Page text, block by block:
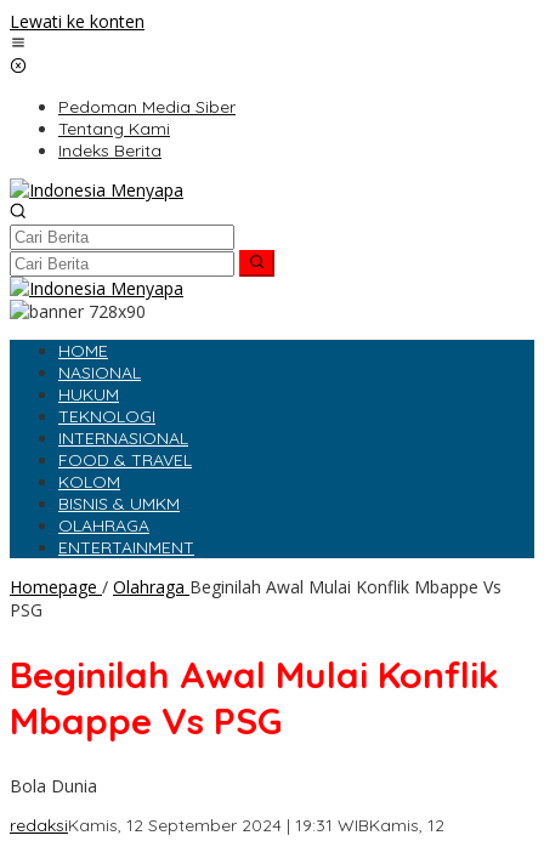
Lewati ke konten
Pedoman Media Siber
Tentang Kami
Indeks Berita
HOME
NASIONAL
HUKUM
TEKNOLOGI
INTERNASIONAL
FOOD & TRAVEL
KOLOM
BISNIS & UMKM
OLAHRAGA
ENTERTAINMENT
Homepage / Olahraga Beginilah Awal Mulai Konflik Mbappe Vs
PSG
Beginilah Awal Mulai Konflik
Mbappe Vs PSG
Bola Dunia
redaksiKamis, 12 September 2024 | 19:31 WIBKamis, 12